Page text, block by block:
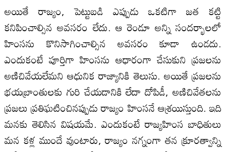
అయితే రాజ్యం, పెట్టుబడి ఎప్పుడు ఒకటిగా జత కట్టి
కనిపించాల్సిన అవసరం లేదు. ఆ రెండూ అన్ని సందర్భాలలో
హింసను కొనిసాగించాల్సిన అవసరం కూడా ఉండదు.
ఎందుకంటే పూర్తిగా హింసను ఆధారంగా చేసుకుని ప్రజలను
అణిచివేయలేమని ఆధునిక రాజ్యానికి తెలుసు. అయితే ప్రజలను
భయబ్రాంతులకు గురి చేయడానికి లేదా దోపిడీ, అణిచివేతలను
ప్రజలు ప్రతిఘటించినప్పుడు రాజ్యం హింసనే ఆశ్రయిస్తుంది. ఇది
మనకు తెలిసిన విషయమే. ఎందుకంటే రాజ్యహింస బాధితులు
మన కళ్ల ముందే వుంటారు, రాజ్యం నగ్నంగా తన క్రూరత్వాన్ని